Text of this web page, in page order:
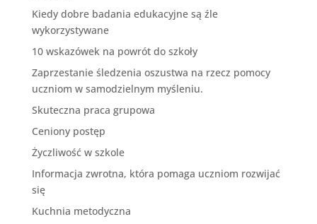
Kiedy dobre badania edukacyjne są źle
wykorzystywane
10 wskazówek na powrót do szkoły
Zaprzestanie śledzenia oszustwa na rzecz pomocy
uczniom w samodzielnym myśleniu.
Skuteczna praca grupowa
Ceniony postęp
Życzliwość w szkole
Informacja zwrotna, która pomaga uczniom rozwijać
się
Kuchnia metodyczna